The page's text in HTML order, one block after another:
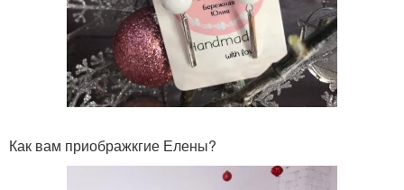
Как вам приображкгие Елены?